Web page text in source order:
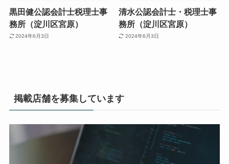
黒田健公認会計士税理士事
務所（淀川区宮原）
2024年6月3日
清水公認会計士・税理士事
務所（淀川区宮原）
2024年6月3日
掲載店舗を募集しています